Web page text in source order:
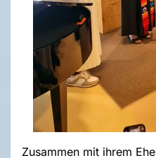
Zusammen mit ihrem